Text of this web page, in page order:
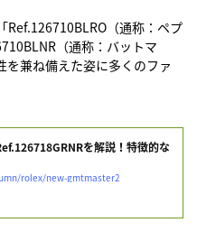
Ref.126710BLRO（通称：ペプ
（通称：バットマ
を兼ね備えた姿に多くのファ
を解説！特徴的な
rolex/new-gmtmaster2